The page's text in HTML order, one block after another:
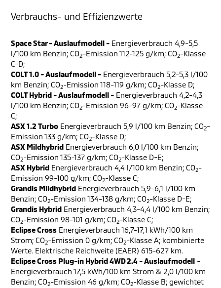
Verbrauchs- und Effizienzwerte
Space Star - Auslaufmodell - Energieverbrauch 4,9-5,5
l/100 km Benzin; CO2-Emission 112-125 g/km; CO2-Klasse
C-D;
COLT 1.0 - Auslaufmodell - Energieverbrauch 5,2-5,3 l/100
km Benzin; CO2-Emission 118-119 g/km; CO2-Klasse D;
COLT Hybrid - Auslaufmodell - Energieverbrauch 4,2-4,3
l/100 km Benzin; CO2-Emission 96-97 g/km; CO2-Klasse
C;
ASX 1.2 Turbo Energieverbrauch 5,9 l/100 km Benzin; CO2-
Emission 133 g/km; CO2-Klasse D;
ASX Mildhybrid Energieverbrauch 6,0 l/100 km Benzin;
CO2-Emission 135-137 g/km; CO2-Klasse D-E;
ASX Hybrid Energieverbrauch 4,4 l/100 km Benzin; CO2-
Emission 99-100 g/km; CO2-Klasse C;
Grandis Mildhybrid Energieverbrauch 5,9-6,1 l/100 km
Benzin; CO2-Emission 134-138 g/km; CO2-Klasse D-E;
Grandis Hybrid Energieverbrauch 4,3-4,4 l/100 km Benzin;
CO2-Emission 98-101 g/km; CO2-Klasse C;
Eclipse Cross Energieverbrauch 16,7-17,1 kWh/100 km
Strom; CO2-Emission 0 g/km; CO2-Klasse A; kombinierte
Werte. Elektrische Reichweite (EAER) 615-627 km.
Eclipse Cross Plug-in Hybrid 4WD 2.4 - Auslaufmodell -
Energieverbrauch 17,5 kWh/100 km Strom & 2,0 l/100 km
Benzin; CO2-Emission 46 g/km; CO2-Klasse B; gewichtet